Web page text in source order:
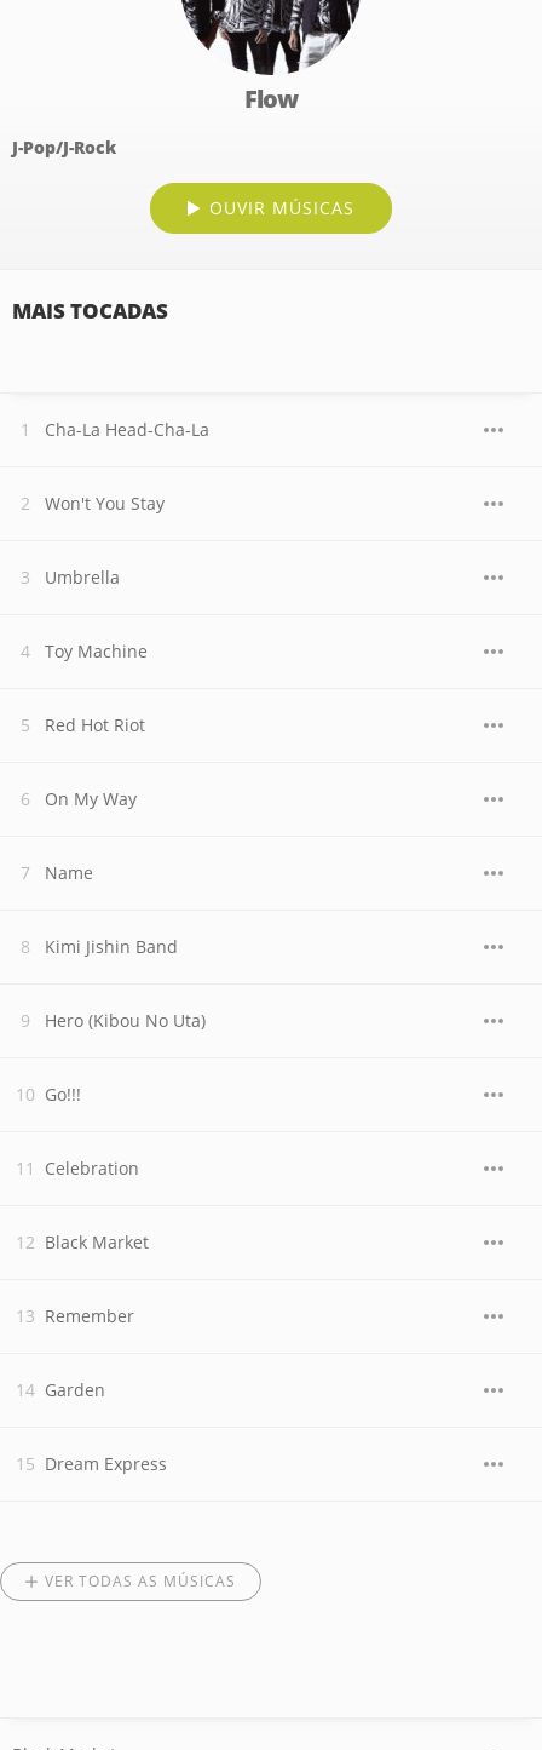
Flow
J-Pop/J-Rock
OUVIR MÚSICAS
MAIS TOCADAS
Cha-La Head-Cha-La
Won't You Stay
Umbrella
Toy Machine
Red Hot Riot
On My Way
Name
Kimi Jishin Band
Hero (Kibou No Uta)
Go!!!
Celebration
Black Market
Remember
Garden
Dream Express
VER TODAS AS MÚSICAS